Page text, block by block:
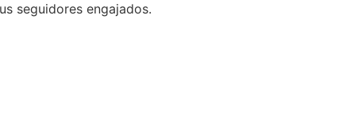
seguidores engajados.